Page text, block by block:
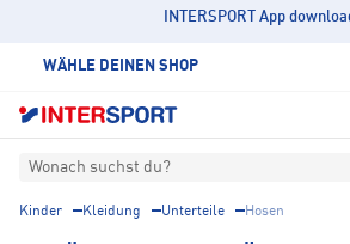
INTERSPORT App
WÄHLE DEINEN SHOP
Wonach suchst du?
Kinder Kleidung Unterteile Hosen